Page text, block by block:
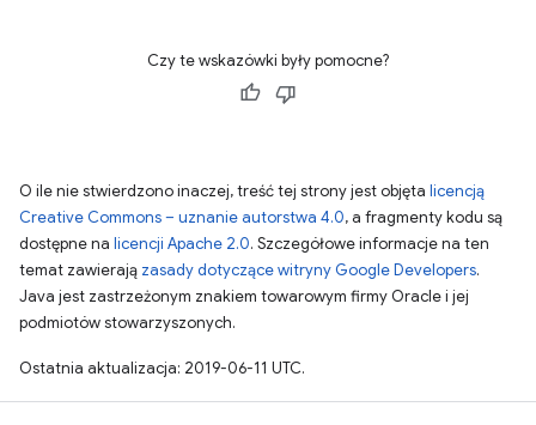
Czy te wskazówki były pomocne?
O ile nie stwierdzono inaczej, treść tej strony jest objęta licencją
Creative Commons – uznanie autorstwa 4.0, a fragmenty kodu są
dostępne na licencji Apache 2.0. Szczegółowe informacje na ten
temat zawierają zasady dotyczące witryny Google Developers.
Java jest zastrzeżonym znakiem towarowym firmy Oracle i jej
podmiotów stowarzyszonych.
Ostatnia aktualizacja: 2019-06-11 UTC.